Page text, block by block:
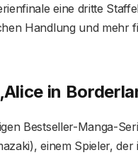
eine dritte
Handlung und mehr
in
Bestseller-Manga-
einem Spieler,